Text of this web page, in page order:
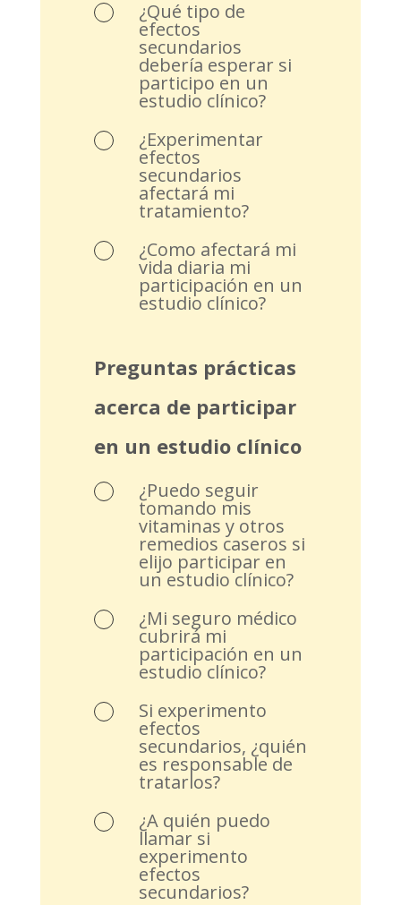
¿Qué tipo de
efectos
secundarios
debería esperar si
participo en un
estudio clínico?
¿Experimentar
efectos
secundarios
afectará mi
tratamiento?
¿Como afectará mi
vida diaria mi
participación en un
estudio clínico?
Preguntas prácticas
acerca de participar
en un estudio clínico
¿Puedo seguir
tomando mis
vitaminas y otros
remedios caseros si
elijo participar en
un estudio clínico?
¿Mi seguro médico
cubrirá mi
participación en un
estudio clínico?
Si experimento
efectos
secundarios, ¿quién
es responsable de
tratarlos?
¿A quién puedo
llamar si
experimento
efectos
secundarios?